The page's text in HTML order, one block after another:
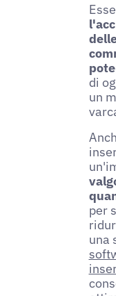
di
un
per
una